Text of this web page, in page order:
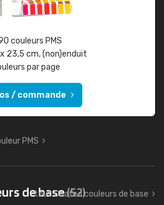
couleurs PMS
23,5 cm, (non)enduit
par page
/ commande
PMS
de base(52)
tout Coated couleurs de base